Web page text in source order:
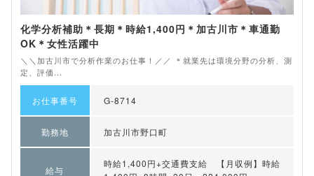
化学分析補助＊長期＊時給1,400円＊加古川市＊車通勤
OK＊女性活躍中
＼＼加古川市で分析作業のお仕事！／／ ＊就業先は環境分野の分析、測
定、評価...
お仕事番号 G-8714
勤務地 加古川市野口町
給与
時給1,400円+交通費支給 【月収例】時給